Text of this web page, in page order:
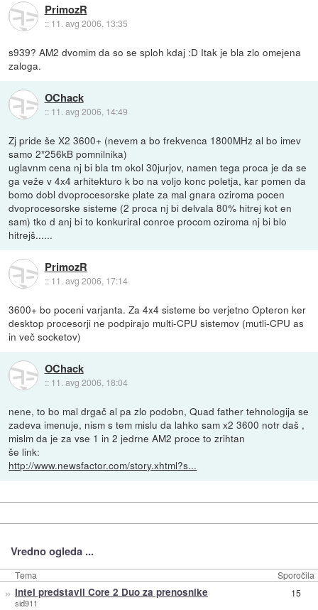
PrimozR
:: 11. avg 2006, 13:35
s939? AM2 dvomim da so se sploh kdaj :D Itak je bla zlo omejena
zaloga.
OChack
:: 11. avg 2006, 14:49
Zj pride še X2 3600+ (nevem a bo frekvenca 1800MHz al bo imev
samo 2*256kB pomnilnika)
uglavnm cena nj bi bla tm okol 30jurjov, namen tega proca je da se
ga veže v 4x4 arhitekturo k bo na voljo konc poletja, kar pomen da
bomo dobl dvoprocesorske plate za mal gnara oziroma pocen
dvoprocesorske sisteme (2 proca nj bi delvala 80% hitrej kot en
sam) tko d anj bi to konkuriral conroe procom oziroma nj bi blo
hitrejš......
PrimozR
:: 11. avg 2006, 17:14
3600+ bo poceni varjanta. Za 4x4 sisteme bo verjetno Opteron ker
desktop procesorji ne podpirajo multi-CPU sistemov (mutli-CPU as
in več socketov)
OChack
:: 11. avg 2006, 18:04
nene, to bo mal drgač al pa zlo podobn, Quad father tehnologija se
zadeva imenuje, nism s tem mislu da lahko sam x2 3600 notr daš ,
mislm da je za vse 1 in 2 jedrne AM2 proce to zrihtan
še link:
http://www.newsfactor.com/story.xhtml?s...
Vredno ogleda ...
Tema Sporočila
» Intel predstavil Core 2 Duo za prenosnike
sid911
15